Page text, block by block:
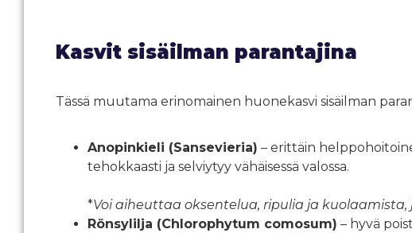
Kasvit sisäilman parantajina
Tässä muutama erinomainen huonekasvi sisäilman
Anopinkieli (Sansevieria) – erittäin
tehokkaasti ja selviytyy vähäisessä valossa.
*Voi aiheuttaa oksentelua, ripulia ja kuolaamista,
Rönsylilja (Chlorophytum comosum) – hyvä